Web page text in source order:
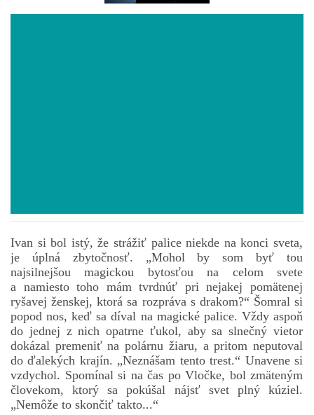
VÍLA NA BRONZOVEJ ULICI
VLČÍ MOR
bludicka.cirezlo@gmail.com
Ivan si bol istý, že strážiť palice niekde na konci sveta,
je úplná zbytočnosť. „Mohol by som byť tou
najsilnejšou magickou bytosťou na celom svete
a namiesto toho mám tvrdnúť pri nejakej pomätenej
ryšavej ženskej, ktorá sa rozpráva s drakom?“ Šomral si
popod nos, keď sa díval na magické palice. Vždy aspoň
do jednej z nich opatrne ťukol, aby sa slnečný vietor
dokázal premeniť na polárnu žiaru, a pritom neputoval
do ďalekých krajín. „Neznášam tento trest.“ Unavene si
vzdychol. Spomínal si na čas po Vločke, bol zmäteným
človekom, ktorý sa pokúšal nájsť svet plný kúziel.
„Nemôže to skončiť takto...“